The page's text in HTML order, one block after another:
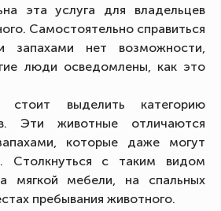
эта услуга для владельцев
Самостоятельно справиться
запахами нет возможности,
люди осведомлены, как это
стоит выделить категорию
Эти животные отличаются
которые даже могут
Столкнуться с таким видом
мягкой мебели, на спальных
пребывания животного.